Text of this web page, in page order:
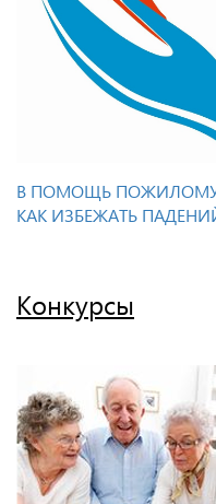
В ПОМОЩЬ ПОЖИЛОМУ
КАК ИЗБЕЖАТЬ
Конкурсы